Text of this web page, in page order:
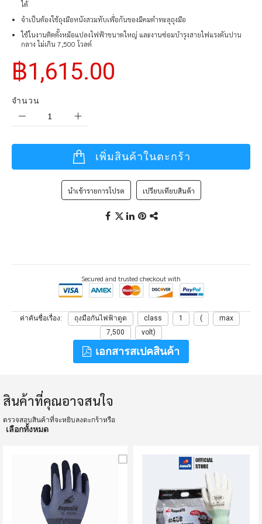
ได้
จำเป็นต้องใช้ถุงมือหนังสวมทับเพื่อกันของมีคมตำทะลุถุงมือ
ใช้ในงานติดตั้งหม้อแปลงไฟฟ้าขนาดใหญ่ และงานซ่อมบำรุงสายไฟแรงดันปาน
กลาง ไม่เกิน 7,500 โวลต์
฿1,615.00
จำนวน
เพิ่มสินค้าในตะกร้า
นำเข้ารายการโปรด เปรียบเทียบสินค้า
Secured and trusted checkout with
ค่าคันชื่อเรื่อง ถุงมือกันไฟฟ้าดูด class 1 (
max
7,500
volt)
เอกสารสเปคสินค้า
สินค้าที่คุณอาจสนใจ
ตรวจสอบสินค้าที่จะหยิบลงตะกร้าหรือ
เลือกทั้งหมด